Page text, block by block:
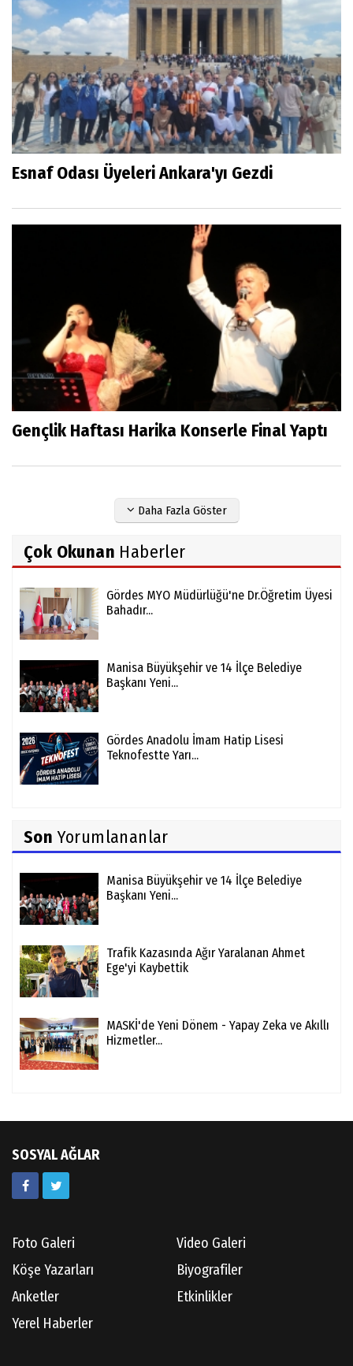
Esnaf Odası Üyeleri Ankara'yı Gezdi
Gençlik Haftası Harika Konserle Final Yaptı
Daha Fazla Göster
Çok Okunan Haberler
Gördes MYO Müdürlüğü'ne Dr.Öğretim Üyesi
Bahadır...
Manisa Büyükşehir ve 14 İlçe Belediye
Başkanı Yeni...
Gördes Anadolu İmam Hatip Lisesi
Teknofestte Yarı...
Son Yorumlananlar
Manisa Büyükşehir ve 14 İlçe Belediye
Başkanı Yeni...
Trafik Kazasında Ağır Yaralanan Ahmet
Ege'yi Kaybettik
MASKİ'de Yeni Dönem - Yapay Zeka ve Akıllı
Hizmetler...
SOSYAL AĞLAR
Foto Galeri
Video Galeri
Köşe Yazarları
Biyografiler
Anketler
Etkinlikler
Yerel Haberler